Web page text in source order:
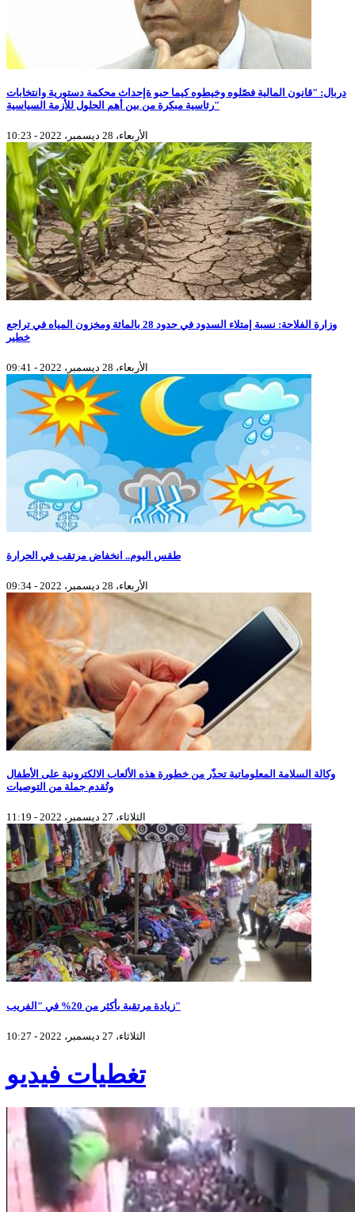
دربال: "قانون المالية فصّلوه وخيطوه كيما حبو ةإحداث محكمة دستورية وانتخابات
رئاسية مبكرة من بين أهم الحلول للأزمة السياسية"
الأربعاء، 28 ديسمبر، 2022 - 10:23
وزارة الفلاحة: نسبة إمتلاء السدود في حدود 28 بالمائة ومخزون المياه في تراجع
خطير
الأربعاء، 28 ديسمبر، 2022 - 09:41
طقس اليوم.. انخفاض مرتقب في الحرارة
الأربعاء، 28 ديسمبر، 2022 - 09:34
وكالة السلامة المعلوماتية تحذّر من خطورة هذه الألعاب الالكترونية على الأطفال
وتُقدم جملة من التوصيات
الثلاثاء، 27 ديسمبر، 2022 - 11:19
زيادة مرتقبة بأكثر من 20% في "الفريب"
الثلاثاء، 27 ديسمبر، 2022 - 10:27
تغطيات فيديو